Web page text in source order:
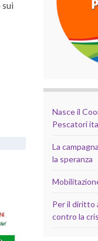
sui
Nasce il
Pescatori
La
la speranza
Per il diritto
contro la